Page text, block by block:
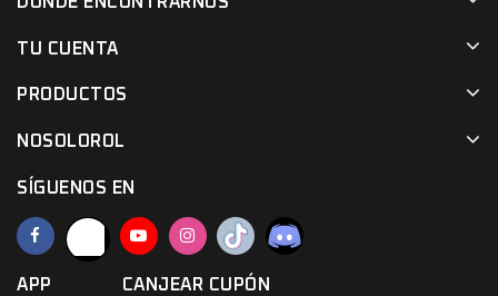
TU CUENTA
PRODUCTOS
NOSOLOROL
SÍGUENOS EN
APP CANJEAR CUPÓN